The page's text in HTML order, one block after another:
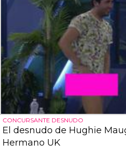
CONCURSANTE DESNUDO
El desnudo de Hughie
Hermano UK